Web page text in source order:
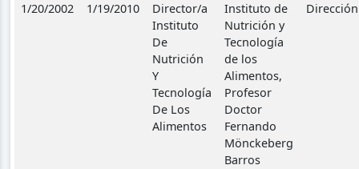
1/20/2002 1/19/2010
Director/a
Instituto
De
Nutrición
Y
Tecnología
De Los
Alimentos
Instituto de
Nutrición y
Tecnología
de los
Alimentos,
Profesor
Doctor
Fernando
Mönckeberg
Barros
Dirección